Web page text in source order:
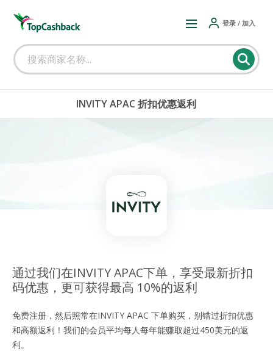
登录 / 加入
INVITY APAC 折扣优惠返利
通过我们在INVITY APAC下单，享受最新折扣
码优惠，更可获得最高 10%的返利
免费注册，然后照常在INVITY APAC 下单购买，别错过折扣优惠
和高额返利！我们的会员平均每人每年能赚取超过450美元的返
利。